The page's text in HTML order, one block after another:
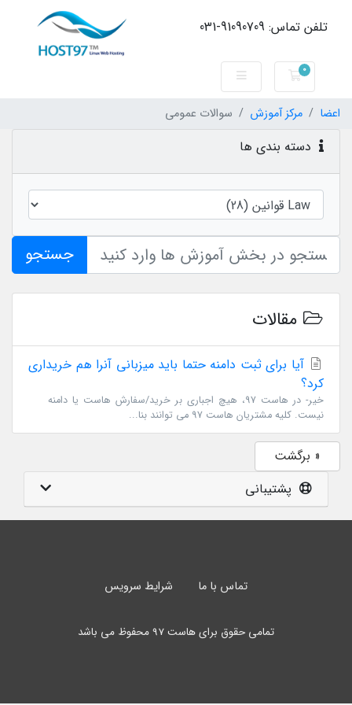
تلفن تماس: 91090709-031
0 کارت خرید
اعضا مرکز آموزش سوالات عمومی
دسته بندی ها
جستجو
مقالات
آیا برای ثبت دامنه حتما باید میزبانی آنرا هم خریداری
کرد؟
خیر- در هاست 97، هیچ اجباری بر خرید/سفارش هاست یا دامنه
نیست. کلیه مشتریان هاست 97 می توانند بنا...
« برگشت
پشتیبانی
تماس با ما شرایط سرویس
تمامی حقوق برای هاست 97 محفوظ می باشد